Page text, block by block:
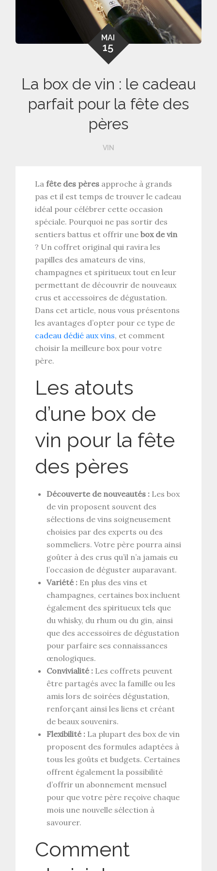
MAI
15
La box de vin : le cadeau
parfait pour la fête des
pères
VIN
Lafête des pères approche à grands
pas et il est temps de trouver le cadeau
idéal pour célébrer cette occasion
spéciale. Pourquoi ne pas sortir des
sentiers battus et offrir unebox de vin
? Un coffret original qui ravira les
papilles des amateurs de vins,
champagnes et spiritueux tout en leur
permettant de découvrir de nouveaux
crus et accessoires de dégustation.
Dans cet article, nous vous présentons
les avantages d’opter pour ce type de
cadeau dédié aux vins, et comment
choisir la meilleure box pour votre
père.
Les atouts
d’une box de
vin pour la fête
des pères
Découverte de nouveautés : Les box
de vin proposent souvent des
sélections de vins soigneusement
choisies par des experts ou des
sommeliers. Votre père pourra ainsi
goûter à des crus qu’il n’a jamais eu
l’occasion de déguster auparavant.
Variété : En plus des vins et
champagnes, certaines box incluent
également des spiritueux tels que
du whisky, du rhum ou du gin, ainsi
que des accessoires de dégustation
pour parfaire ses connaissances
œnologiques.
Convivialité : Les coffrets peuvent
être partagés avec la famille ou les
amis lors de soirées dégustation,
renforçant ainsi les liens et créant
de beaux souvenirs.
Flexibilité : La plupart des box de vin
proposent des formules adaptées à
tous les goûts et budgets. Certaines
offrent également la possibilité
d’offrir un abonnement mensuel
pour que votre père reçoive chaque
mois une nouvelle sélection à
savourer.
Comment